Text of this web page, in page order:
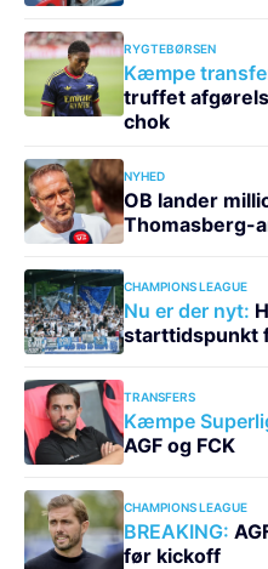
RYGTEBØRSEN
Kæmpe
truffet
chok
NYHED
OB lander
Thomasberg-
CHAMPIONS LEAGUE
Nu er der nyt:
starttidspunkt
TRANSFERS
Kæmpe
AGF og FCK
CHAMPIONS LEAGUE
BREAKING:
før kickoff